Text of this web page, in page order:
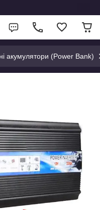
акумулятори (Power Bank)